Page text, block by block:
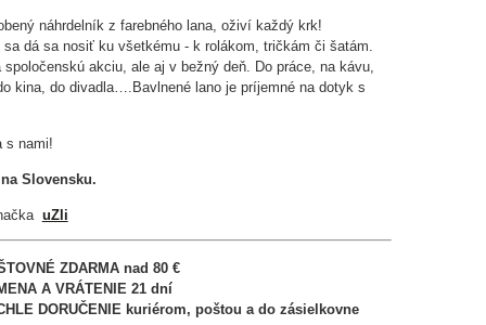
náhrdelník z farebného lana, oživí každý krk!
sa dá sa nosiť ku všetkému - k rolákom, tričkám či šatám.
spoločenskú akciu, ale aj v bežný deň. Do práce, na kávu,
kina, do divadla….Bavlnené lano je príjemné na dotyk s
s nami!
Slovensku.
uZli
ZDARMA nad 80 €
A VRÁTENIE21 dní
DORUČENIEkuriérom, poštou a do zásielkovne